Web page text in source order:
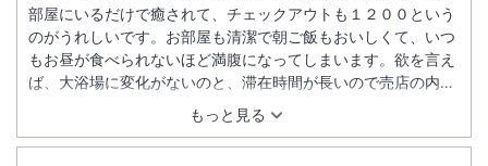
もっと見る
部屋にいるだけで癒されて、チェックアウトも１２００という
のがうれしいです。お部屋も清潔で朝ご飯もおいしくて、いつ
もお昼が食べられないほど満腹になってしまいます。欲を言え
ば、大浴場に変化がないのと、滞在時間が長いので売店の内容
がもう少し充実しているといいなあと思います。